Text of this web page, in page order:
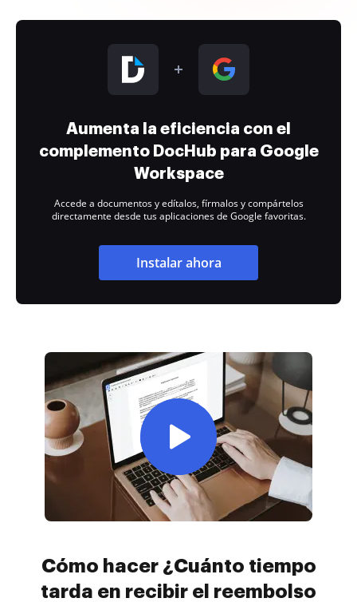
Aumenta la eficiencia con el
complemento DocHub para Google
Workspace
Accede a documentos y edítalos, fírmalos y compártelos
directamente desde tus aplicaciones de Google favoritas.
Instalar ahora
Cómo hacer ¿Cuánto tiempo
tarda en recibir el reembolso